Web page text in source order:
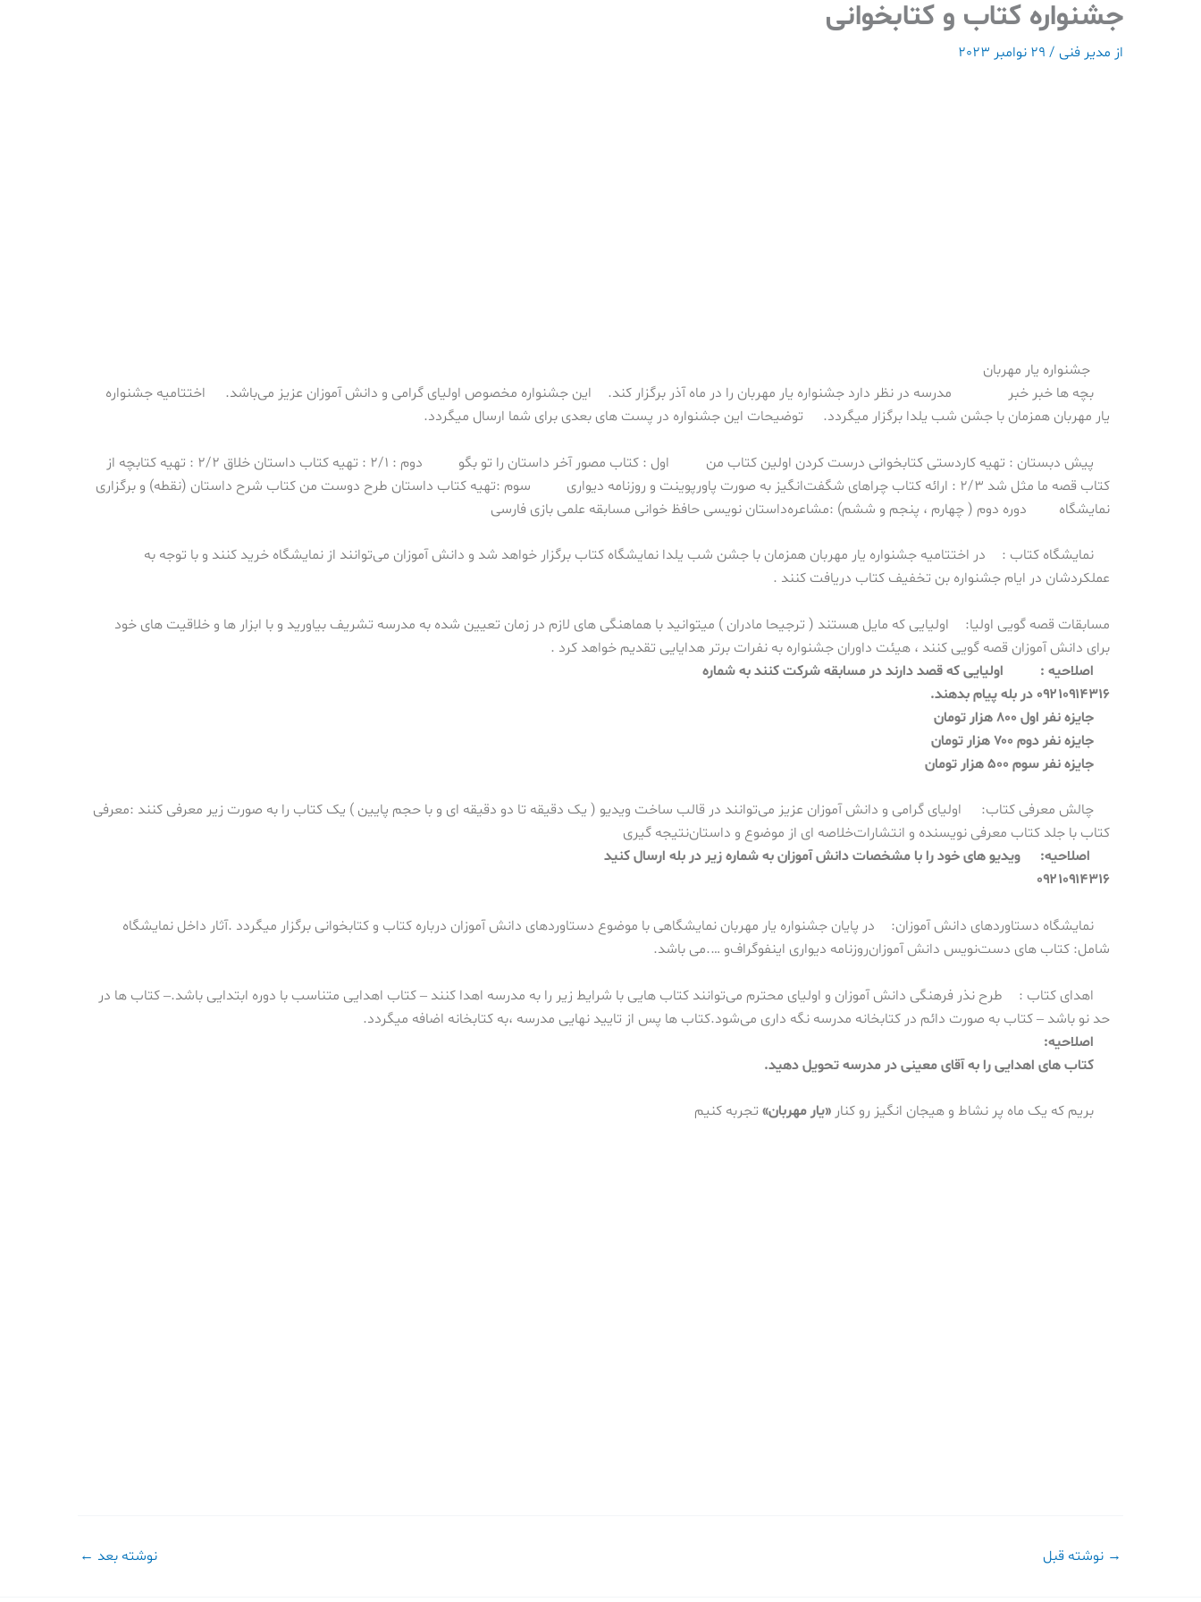
جشنواره کتاب و کتابخوانی
از مدیر فنی / 29 نوامبر 2023
جشنواره یار مهربان
بچه ها خبر خبر
مدرسه در نظر دارد جشنواره یار مهربان را در ماه آذر برگزار کند. این جشنواره مخصوص اولیای گرامی و دانش آموزان عزیز می‌باشد.
اختتامیه جشنواره
یار مهربان همزمان با جشن شب یلدا برگزار میگردد.
توضیحات این جشنواره در پست های بعدی برای شما ارسال میگردد.
پیش دبستان : تهیه کاردستی کتابخوانی درست کردن اولین کتاب من اول : کتاب مصورآخر داستان را تو بگو دوم : ۲/۱ : تهیه کتاب داستان خلاق
۲/۲ : تهیه کتابچه از
کتاب قصه ما مثل شد ۲/۳ : ارائه کتاب چراهای شگفت‌انگیز به صورت پاورپوینت و روزنامه دیواری سوم :تهیه کتاب داستان طرح دوست من کتاب شرح داستان (نقطه) و برگزاری
نمایشگاه
دوره دوم ( چهارم ، پنجم و ششم) :مشاعرهداستان نویسیحافظ خوانی مسابقه علمی بازی فارسی
نمایشگاه کتاب :
در اختتامیه جشنواره یار مهربان همزمان با جشن شب یلدا نمایشگاه کتاب برگزار خواهد شد و دانش آموزان می‌توانند از نمایشگاه خرید کنند و با توجه به
عملکردشان در ایام جشنواره بن تخفیف کتاب دریافت کنند .
مسابقات قصه گویی اولیا:
اولیایی که مایل هستند ( ترجیحا مادران ) میتوانید با هماهنگی های لازم در زمان تعیین شده به مدرسه تشریف بیاورید و با ابزار ها و خلاقیت های خود
برای دانش آموزان قصه گویی کنند ، هیئت داوران جشنواره به نفرات برتر هدایایی تقدیم خواهد کرد .
اصلاحیه :
اولیایی که قصد دارند در مسابقه شرکت کنند به شماره
۰۹۲۱۰۹۱۴۳۱۶ در بله پیام بدهند.
جایزه نفر اول ۸۰۰ هزار تومان
جایزه نفر دوم ۷۰۰ هزار تومان
جایزه نفر سوم ۵۰۰ هزار تومان
چالش معرفی کتاب: اولیای گرامی و دانش آموزان عزیز می‌توانند در قالب ساخت ویدیو ( یک دقیقه تا دو دقیقه ای و با حجم پایین ) یک کتاب را به صورت زیر معرفی کنند :معرفی
کتاب با جلد کتاب معرفی نویسنده و انتشاراتخلاصه ای از موضوع و داستاننتیجه گیری
اصلاحیه:
ویدیو های خود را با مشخصات دانش آموزان به شماره زیر در بله ارسال کنید
۰۹۲۱۰۹۱۴۳۱۶
نمایشگاه دستاوردهای دانش آموزان: در پایان جشنواره یار مهربان نمایشگاهی با موضوع دستاوردهای دانش آموزان درباره کتاب و کتابخوانی برگزار میگردد .آثار داخل نمایشگاه
شامل: کتاب های دست‌نویس دانش آموزانروزنامه دیواری اینفوگرافو ….می باشد.
اهدای کتاب : طرح نذر فرهنگی دانش آموزان و اولیای محترم می‌توانند کتاب هایی با شرایط زیر را به مدرسه اهدا کنند– کتاب اهدایی متناسب با دوره ابتدایی باشد.– کتاب ها در
حد نو باشد – کتاب به صورت دائم در کتابخانه مدرسه نگه داری می‌شود.کتاب ها پس از تایید نهایی مدرسه ،به کتابخانه اضافه میگردد.
اصلاحیه:
کتاب های اهدایی را به آقای معینی در مدرسه تحویل دهید.
بریم که یک ماه پر نشاط و هیجان انگیز رو کنار«یار مهربان» تجربه کنیم
→ نوشته قبل نوشته بعد ←